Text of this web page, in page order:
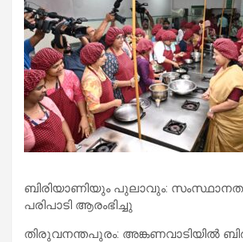
ബിരിയാണിയും പുലാവും:
പരിപാടി ആരംഭിച്ചു
തിരുവനന്തപുരം: അങ്കണവാടിയില്‍